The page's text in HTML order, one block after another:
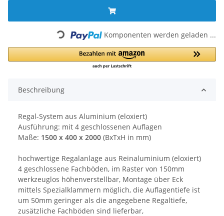
Loading...
Komponenten werden geladen ...
Beschreibung
Regal-System aus Aluminium (eloxiert)
Ausführung: mit 4 geschlossenen Auflagen
Maße: 1500 x 400 x 2000 (BxTxH in mm)
hochwertige Regalanlage aus Reinaluminium (eloxiert)
4 geschlossene Fachböden, im Raster von 150mm
werkzeuglos höhenverstellbar, Montage über Eck
mittels Spezialklammern möglich, die Auflagentiefe ist
um 50mm geringer als die angegebene Regaltiefe,
zusätzliche Fachböden sind lieferbar,